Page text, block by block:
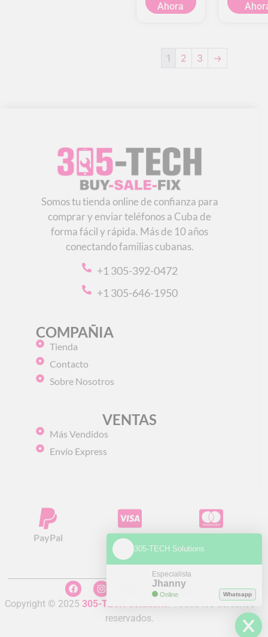
Ahora
1 2 3 →
Somos tu tienda online de confianza para
comprar y enviar teléfonos a Cuba de
forma fácil y rápida. Más de 10 años
conectando familias cubanas.
+1 305-392-0472
+1 305-646-1950
COMPAÑIA
Tienda
Contacto
Sobre Nosotros
VENTAS
Más Vendidos
Envío Express
PayPal Visa Mastercard
Copyright © 2025 305-TECH Solutions
Todos los derechos
reservados.
305-TECH Solutions
Especialista
Jhanny
Online Whatsapp